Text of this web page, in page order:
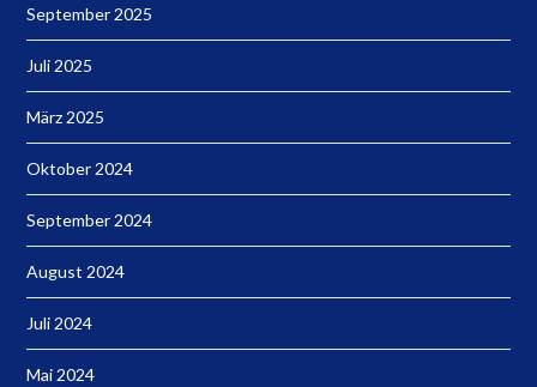
September 2025
Juli 2025
März 2025
Oktober 2024
September 2024
August 2024
Juli 2024
Mai 2024